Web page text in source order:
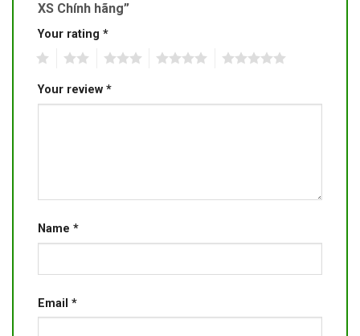
XS Chính hãng”
Your rating *
Your review *
Name *
Email *